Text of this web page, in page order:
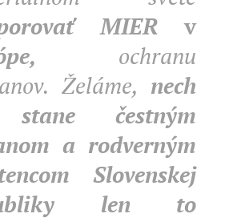
MIER v
ochranu
Želáme, nech
čestným
a rodverným
Slovenskej
len to